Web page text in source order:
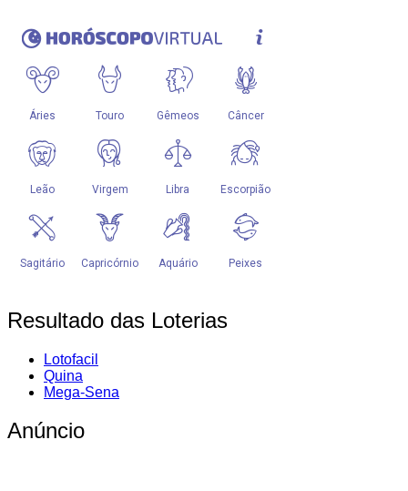
Resultado das Loterias
Lotofacil
Quina
Mega-Sena
Anúncio